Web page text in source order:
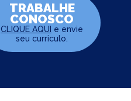
TRABALHE
CONOSCO
CLIQUE AQUI e envie
seu curriculo.